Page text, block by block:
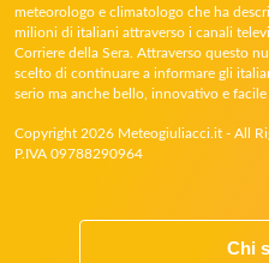
meteorologo e climatologo che ha
milioni di italiani attraverso i canali
Corriere della Sera. Attraverso questo
scelto di continuare a informare gli
serio ma anche bello, innovativo e facile
Copyright 2026 Meteogiuliacci.it - All
P.IVA 09788290964
Chi